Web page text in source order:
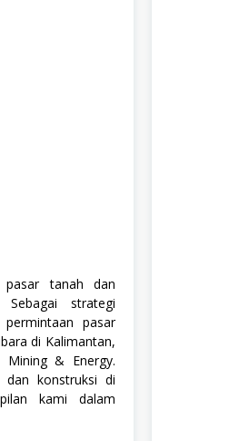
tanah dan
strategi
pasar
di Kalimantan,
& Energy.
dan konstruksi di
kami dalam